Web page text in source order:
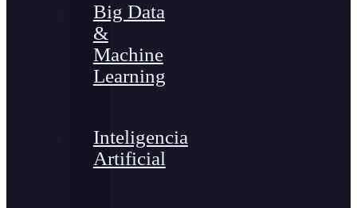
Big Data
&
Machine
Learning
Inteligencia
Artificial